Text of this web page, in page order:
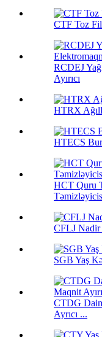
CTF Toz
RCDEJ
Ayırıcı
HTRX
HTECS
HCT Quru
CFLJ Nadir
SGB ​​Yaş
CTDG
Ayrıcı ...